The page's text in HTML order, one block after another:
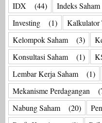
IDX
(44) Indeks Saham
Investing
(1) Kalkulator
Kelompok Saham
(3)
Konsultasi Saham
(1)
Lembar Kerja Saham
(1)
Mekanisme Perdagangan
Nabung Saham
(20)